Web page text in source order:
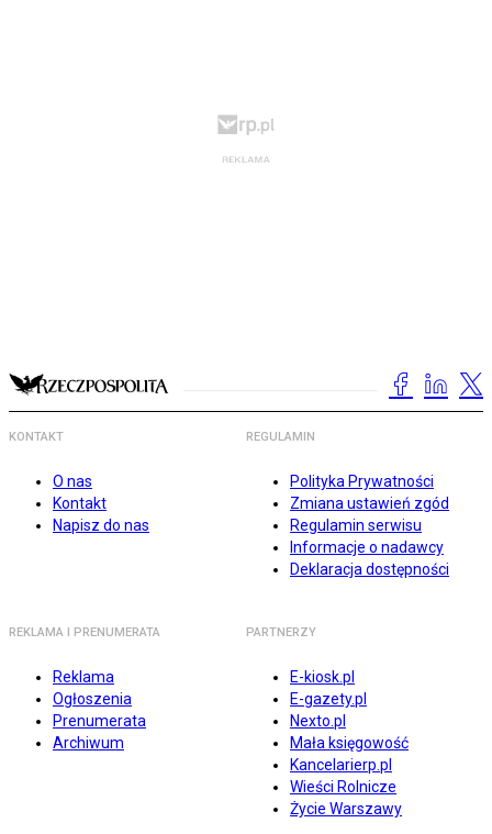
KONTAKT
O nas
Kontakt
Napisz do nas
REGULAMIN
Polityka Prywatności
Zmiana ustawień zgód
Regulamin serwisu
Informacje o nadawcy
Deklaracja dostępności
REKLAMA I PRENUMERATA
Reklama
Ogłoszenia
Prenumerata
Archiwum
PARTNERZY
E-kiosk.pl
E-gazety.pl
Nexto.pl
Mała księgowość
Kancelarierp.pl
Wieści Rolnicze
Życie Warszawy